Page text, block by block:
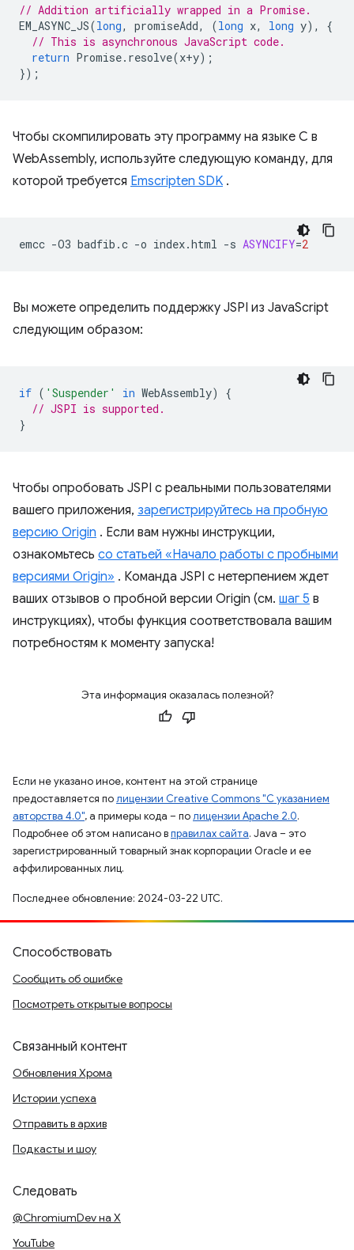
// Addition artificially wrapped in a Promise.
EM_ASYNC_JS(long, promiseAdd, (long x, long y),
{
// This is asynchronous JavaScript code.
return Promise. resolve(x+y);
});
Чтобы скомпилировать эту программу на языке C в
WebAssembly, используйте следующую команду, для
которой требуется Emscripten SDK .
emcc -O3 badfib.c -o index.html -s ASYNCIFY=2
Вы можете определить поддержку JSPI из JavaScript
следующим образом:
if ( 'Suspender' in WebAssembly)
{
// JSPI is supported.
}
Чтобы опробовать JSPI с реальными пользователями
вашего приложения, зарегистрируйтесь на пробную
версию Origin . Если вам нужны инструкции,
ознакомьтесь со статьей «Начало работы с пробными
версиями Origin» . Команда JSPI с нетерпением ждет
ваших отзывов о пробной версии Origin (см. шаг 5 в
инструкциях), чтобы функция соответствовала вашим
потребностям к моменту запуска!
Эта информация оказалась полезной?
Если не указано иное, контент на этой странице
предоставляется полицензии Creative Commons "С указанием
авторства 4.0", а примеры кода – полицензии Apache 2.0.
Подробнее об этом написано вправилах сайта. Java – это
зарегистрированный товарный знак корпорации Oracle и ее
аффилированных лиц.
Последнее обновление: 2024-03-22 UTC.
Способствовать
Сообщить об ошибке
Посмотреть открытые вопросы
Связанный контент
Обновления Хрома
Истории успеха
Отправить в архив
Подкасты и шоу
Следовать
@ChromiumDev на X
YouTube